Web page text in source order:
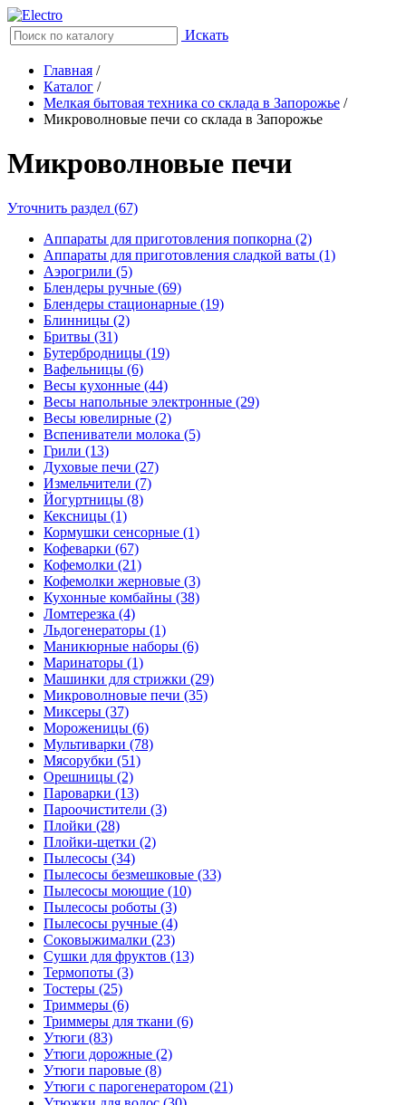
Искать
Главная /
Каталог /
Мелкая бытовая техника со склада в Запорожье /
Микроволновые печи со склада в Запорожье
Микроволновые печи
Уточнить раздел (67)
Аппараты для приготовления попкорна (2)
Аппараты для приготовления сладкой ваты (1)
Аэрогрили (5)
Блендеры ручные (69)
Блендеры стационарные (19)
Блинницы (2)
Бритвы (31)
Бутербродницы (19)
Вафельницы (6)
Весы кухонные (44)
Весы напольные электронные (29)
Весы ювелирные (2)
Вспениватели молока (5)
Грили (13)
Духовые печи (27)
Измельчители (7)
Йогуртницы (8)
Кексницы (1)
Кормушки сенсорные (1)
Кофеварки (67)
Кофемолки (21)
Кофемолки жерновые (3)
Кухонные комбайны (38)
Ломтерезка (4)
Льдогенераторы (1)
Маникюрные наборы (6)
Маринаторы (1)
Машинки для стрижки (29)
Микроволновые печи (35)
Миксеры (37)
Мороженицы (6)
Мультиварки (78)
Мясорубки (51)
Орешницы (2)
Пароварки (13)
Пароочистители (3)
Плойки (28)
Плойки-щетки (2)
Пылесосы (34)
Пылесосы безмешковые (33)
Пылесосы моющие (10)
Пылесосы роботы (3)
Пылесосы ручные (4)
Соковыжималки (23)
Сушки для фруктов (13)
Термопоты (3)
Тостеры (25)
Триммеры (6)
Триммеры для ткани (6)
Утюги (83)
Утюги дорожные (2)
Утюги паровые (8)
Утюги с парогенератором (21)